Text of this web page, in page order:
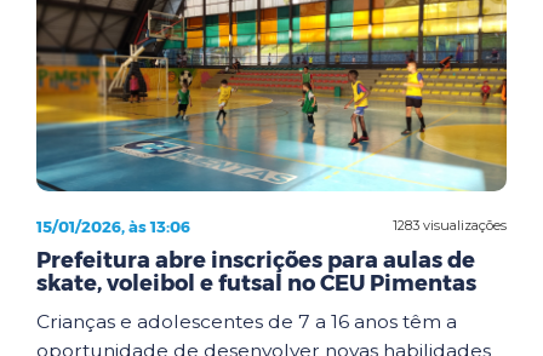
1283 visualizações
15/01/2026, às 13:06
Prefeitura abre inscrições para aulas de
skate, voleibol e futsal no CEU Pimentas
Crianças e adolescentes de 7 a 16 anos têm a
oportunidade de desenvolver novas habilidades